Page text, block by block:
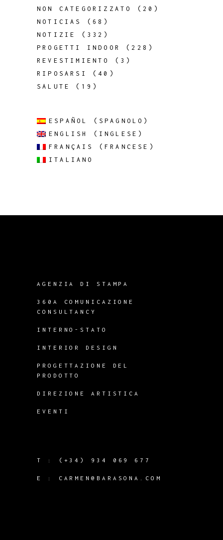
NON CATEGORIZZATO
(20)
NOTICIAS
(68)
NOTIZIE
(332)
PROGETTI INDOOR
(228)
REVESTIMIENTO
(3)
RIPOSARSI
(40)
SALUTE
(19)
ESPAÑOL ( SPAGNOLO )
ENGLISH
( INGLESE )
FRANÇAIS
(FRANCESE )
ITALIANO
AGENZIA DI STAMPA
360A COMUNICAZIONE
CONSULTANCY
INTERNO-STATO
INTERIOR DESIGN
PROGETTAZIONE DEL
PRODOTTO
DIREZIONE ARTISTICA
EVENTI
T : (+34) 934 069 677
E : CARMEN@BARASONA.COM